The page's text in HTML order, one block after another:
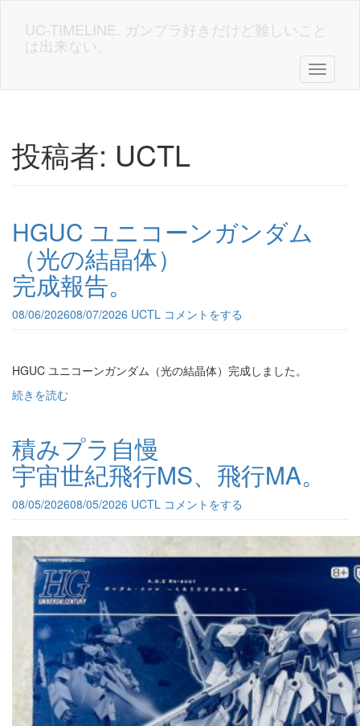
content
UC-TIMELINE. ガンプラ好きだけど難しいこと
は出来ない。
Toggle
投稿者: UCTL
HGUC ユニコーンガンダム
（光の結晶体）
完成報告。
08/06/202608/07/2026 UCTL コメントをする
HGUC ユニコーンガンダム（光の結晶体）完成しました。
続きを読む
積みプラ自慢
宇宙世紀飛行MS、飛行MA。
08/05/202608/05/2026 UCTL コメントをする